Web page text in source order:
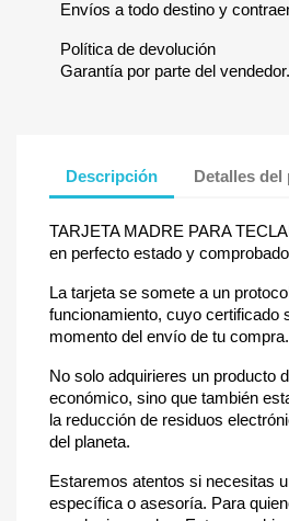
Envíos a todo destino y
Política de devolución
Garantía por parte del vendedor.
Descripción Detalles
TARJETA MADRE PARA
en perfecto estado y
La tarjeta se somete a un
funcionamiento, cuyo certificado
momento del envío de tu compra.
No solo adquirieres un producto
económico, sino que también
la reducción de residuos
del planeta.
Estaremos atentos si necesitas
específica o asesoría. Para